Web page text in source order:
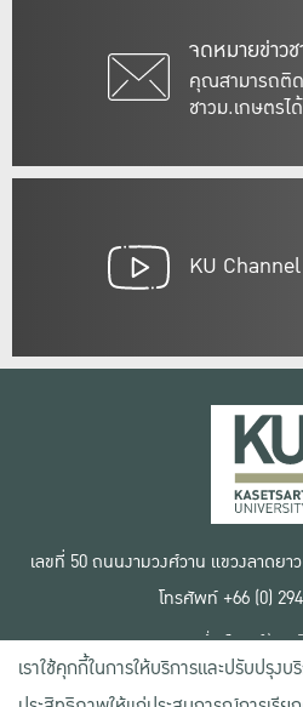
จดหมายข่าว
คุณสามารถติ
ชาวม.เกษตรไ
KU Channel
เลขที่ 50 ถนนงามวงศ์วาน แขวงลาดยา
โทรศัพท์ +66 (0)
เงื่อนไขการใช้งาน
ข้อตกลงด้านสิทธิ์
นโยบายความเป็น
เราใช้คุกกี้ในการให้บริการและปรับปรุง